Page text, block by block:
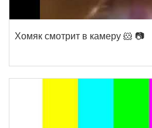
Хомяк смотрит в камеру 🐹 📷